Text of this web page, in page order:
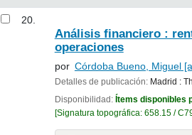
20.
Análisis financiero :
operaciones
por Córdoba Bueno, Miguel
Detalles de publicación: Madrid :
Disponibilidad: Ítems disponibles
Signatura topográfica: 658.15 /